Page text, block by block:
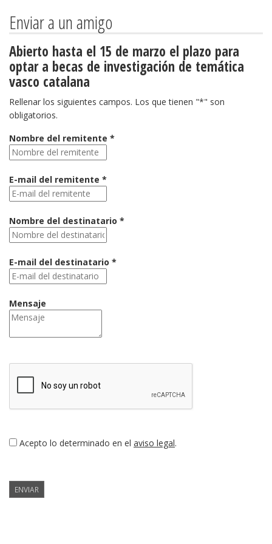
Enviar a un amigo
Abierto hasta el 15 de marzo el plazo para
optar a becas de investigación de temática
vasco catalana
Rellenar los siguientes campos. Los que tienen "*" son
obligatorios.
Nombre del remitente *
E-mail del remitente *
Nombre del destinatario *
E-mail del destinatario *
Mensaje
Acepto lo determinado en el aviso legal.
ENVIAR